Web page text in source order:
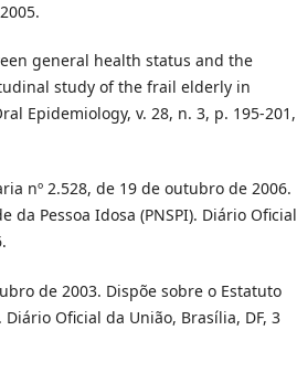
general health status and the
study of the frail elderly in
Epidemiology, v. 28, n. 3, p. 195-201,
nº 2.528, de 19 de outubro de 2006.
da Pessoa Idosa (PNSPI). Diário Oficial
de 2003. Dispõe sobre o Estatuto
Oficial da União, Brasília, DF, 3